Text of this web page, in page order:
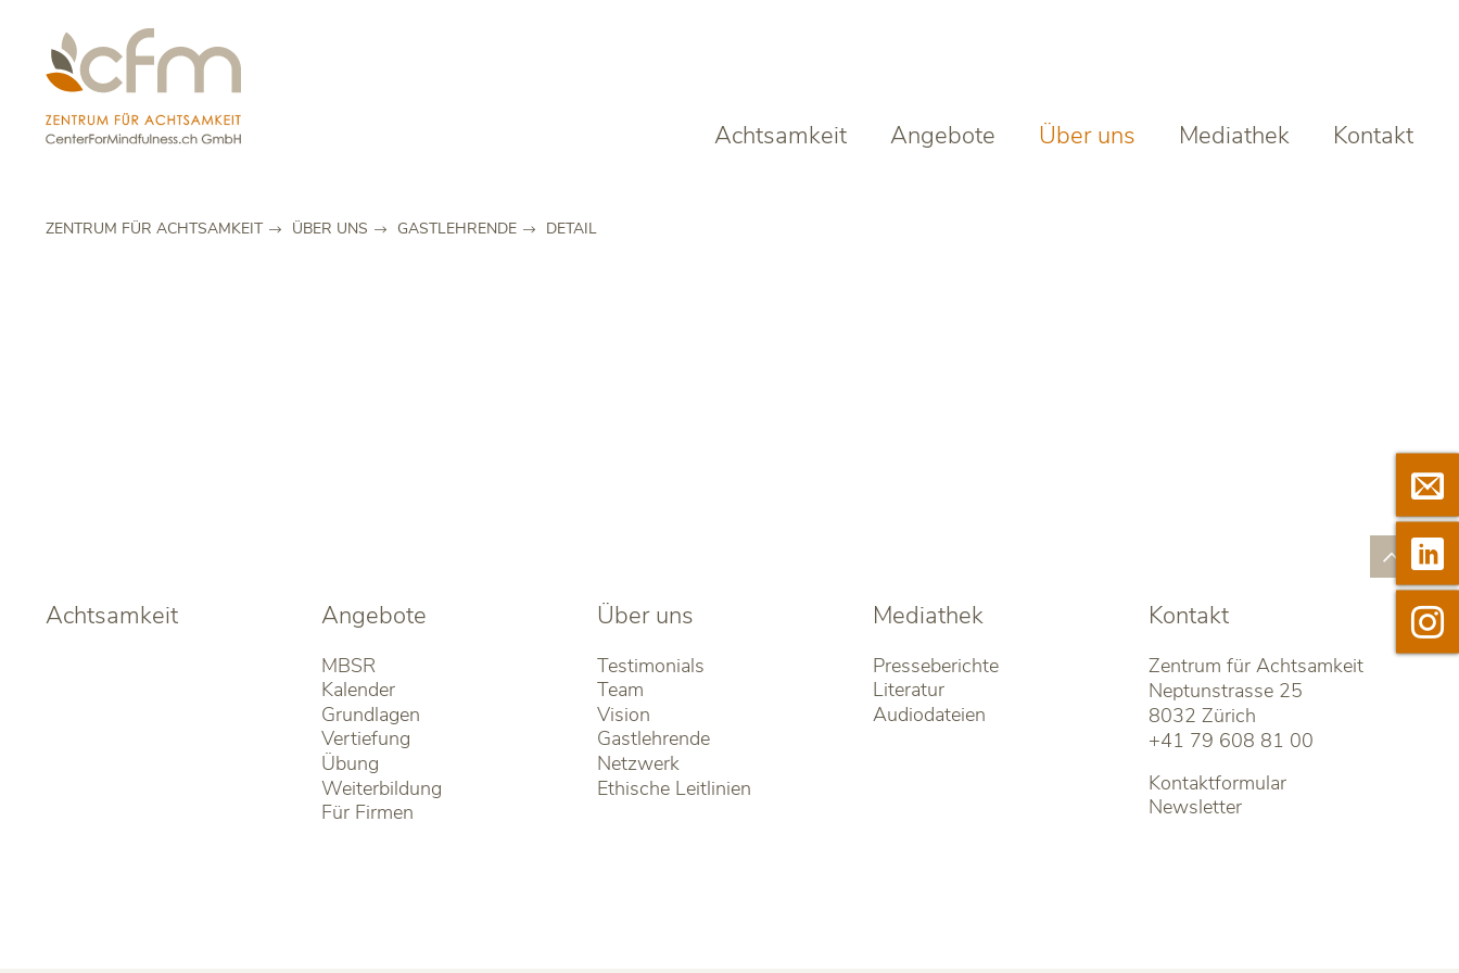
Achtsamkeit Angebote Über uns Mediathek Kontakt
ZENTRUM FÜR ACHTSAMKEIT ÜBER UNS GASTLEHRENDE DETAIL
Achtsamkeit Angebote
MBSR
Kalender
Grundlagen
Vertiefung
Übung
Weiterbildung
Für Firmen
Über uns
Testimonials
Team
Vision
Gastlehrende
Netzwerk
Ethische Leitlinien
Mediathek
Presseberichte
Literatur
Audiodateien
Kontakt
Zentrum für Achtsamkeit
Neptunstrasse 25
8032 Zürich
+41 79 608 81 00
Kontaktformular
Newsletter


